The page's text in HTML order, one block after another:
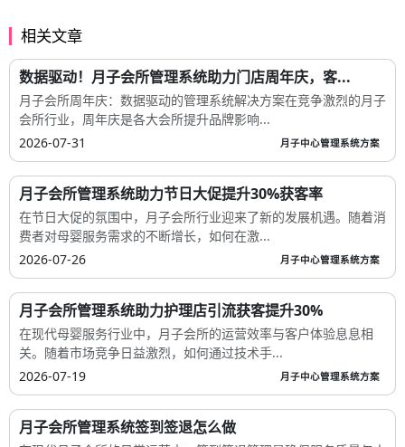
相关文章
数据驱动！月子会所管理系统助力门店周年庆，客...
月子会所周年庆：数据驱动的管理系统解决方案在竞争激烈的月子
会所行业，周年庆是各大会所提升品牌影响...
2026-07-31
月子中心管理系统方案
月子会所管理系统助力节日大促提升30%获客率
在节日大促的氛围中，月子会所行业迎来了新的发展机遇。随着消
费者对母婴服务需求的不断增长，如何在激...
2026-07-26
月子中心管理系统方案
月子会所管理系统助力护理店引流获客提升30%
在现代母婴服务行业中，月子会所的运营效率与客户体验息息相
关。随着市场竞争日益激烈，如何通过技术手...
2026-07-19
月子中心管理系统方案
月子会所管理系统签到签退怎么做